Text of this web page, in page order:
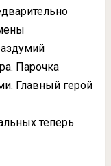
Парочка
Главный герой
теперь